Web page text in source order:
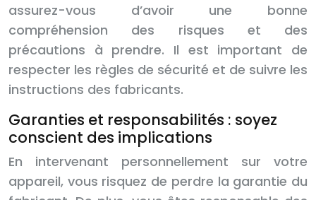
assurez-vous d’avoir une bonne
compréhension des risques et des
précautions à prendre. Il est important de
respecter les règles de sécurité et de suivre les
instructions des fabricants.
Garanties et responsabilités : soyez
conscient des implications
En intervenant personnellement sur votre
appareil, vous risquez de perdre la garantie du